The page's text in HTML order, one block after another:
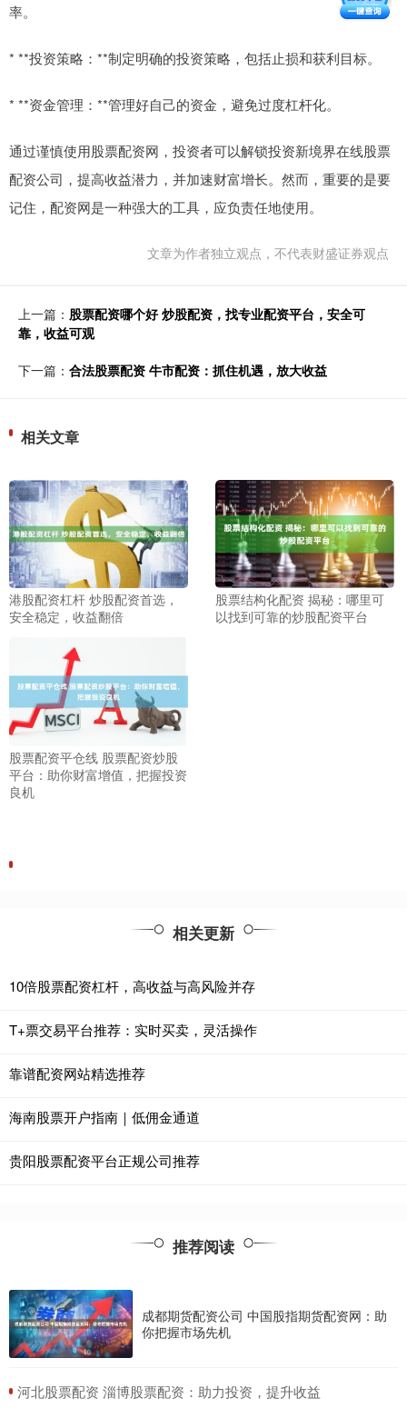
率。
* **投资策略：**制定明确的投资策略，包括止损和获利目标。
* **资金管理：**管理好自己的资金，避免过度杠杆化。
通过谨慎使用股票配资网，投资者可以解锁投资新境界在线股票
配资公司，提高收益潜力，并加速财富增长。然而，重要的是要
记住，配资网是一种强大的工具，应负责任地使用。
文章为作者独立观点，不代表财盛证券观点
上一篇： 股票配资哪个好 炒股配资，找专业配资平台，安全可
靠，收益可观
下一篇： 合法股票配资 牛市配资：抓住机遇，放大收益
相关文章
港股配资杠杆 炒股配资首选，
安全稳定，收益翻倍
股票结构化配资 揭秘：哪里可
以找到可靠的炒股配资平台
股票配资平仓线 股票配资炒股
平台：助你财富增值，把握投资
良机
相关更新
10倍股票配资杠杆，高收益与高风险并存
T+票交易平台推荐：实时买卖，灵活操作
靠谱配资网站精选推荐
海南股票开户指南｜低佣金通道
贵阳股票配资平台正规公司推荐
推荐阅读
成都期货配资公司 中国股指期货配资网：助
你把握市场先机
​河北股票配资 淄博股票配资：助力投资，提升收益